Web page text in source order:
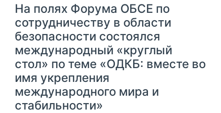
На полях Форума ОБСЕ по
сотрудничеству в области
безопасности состоялся
международный «круглый
стол» по теме «ОДКБ: вместе во
имя укрепления
международного мира и
стабильности»